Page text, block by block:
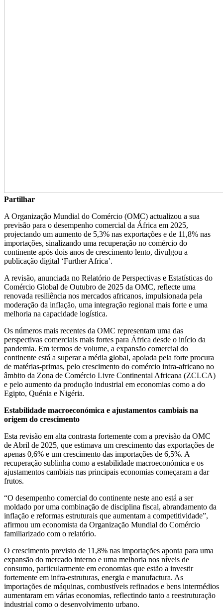
Partilhar
A Organização Mundial do Comércio (OMC) actualizou a sua
previsão para o desempenho comercial da África em 2025,
projectando um aumento de 5,3% nas exportações e de 11,8% nas
importações, sinalizando uma recuperação no comércio do
continente após dois anos de crescimento lento, divulgou a
publicação digital ‘Further Africa’.
A revisão, anunciada no Relatório de Perspectivas e Estatísticas do
Comércio Global de Outubro de 2025 da OMC, reflecte uma
renovada resiliência nos mercados africanos, impulsionada pela
moderação da inflação, uma integração regional mais forte e uma
melhoria na capacidade logística.
Os números mais recentes da OMC representam uma das
perspectivas comerciais mais fortes para África desde o início da
pandemia. Em termos de volume, a expansão comercial do
continente está a superar a média global, apoiada pela forte procura
de matérias-primas, pelo crescimento do comércio intra-africano no
âmbito da Zona de Comércio Livre Continental Africana (ZCLCA)
e pelo aumento da produção industrial em economias como a do
Egipto, Quénia e Nigéria.
Estabilidade macroeconómica e ajustamentos cambiais na
origem do crescimento
Esta revisão em alta contrasta fortemente com a previsão da OMC
de Abril de 2025, que estimava um crescimento das exportações de
apenas 0,6% e um crescimento das importações de 6,5%. A
recuperação sublinha como a estabilidade macroeconómica e os
ajustamentos cambiais nas principais economias começaram a dar
frutos.
“O desempenho comercial do continente neste ano está a ser
moldado por uma combinação de disciplina fiscal, abrandamento da
inflação e reformas estruturais que aumentam a competitividade”,
afirmou um economista da Organização Mundial do Comércio
familiarizado com o relatório.
O crescimento previsto de 11,8% nas importações aponta para uma
expansão do mercado interno e uma melhoria nos níveis de
consumo, particularmente em economias que estão a investir
fortemente em infra-estruturas, energia e manufactura. As
importações de máquinas, combustíveis refinados e bens intermédios
aumentaram em várias economias, reflectindo tanto a reestruturação
industrial como o desenvolvimento urbano.